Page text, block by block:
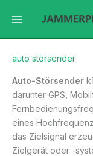
Inhalt
auto störsender
Auto-Störsender
darunter GPS,
eines
das Zielsignal
Zielgerät oder -